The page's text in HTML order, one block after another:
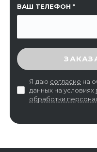
ВАШ ТЕЛЕФОН
ВВЕДИТЕ
Я даю согласие на
данных на условиях
обработки